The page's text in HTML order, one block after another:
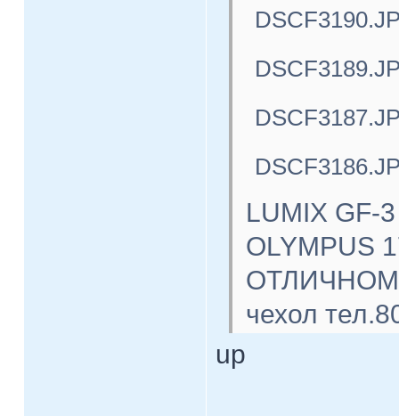
LUMIX GF-
OLYMPUS
ОТЛИЧНОМ
чехол
up